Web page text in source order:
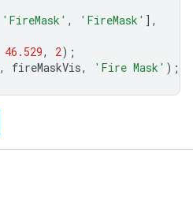
'FireMask' , 'FireMask' ],
46.529, 2);
, fireMaskVis, 'Fire Mask' );